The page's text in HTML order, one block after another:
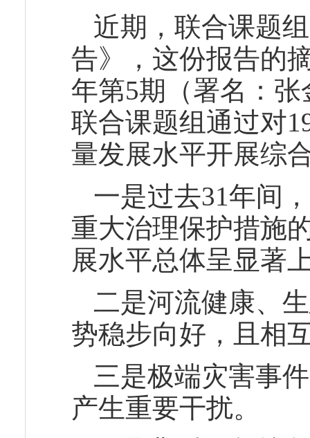
近期，联合课题
告》，这份报告的
年第5期（署名：
联合课题组通过对
量发展水平开展综
一是过去31年间
重大治理保护措施
展水平总体呈显著
二是河流健康、
势稳步向好，且相
三是极端灾害事
产生重要干扰。